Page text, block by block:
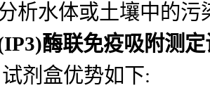
析水体或土壤中的
酶联免疫吸附测
剂盒优势如下: